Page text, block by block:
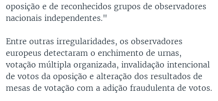
oposição e de reconhecidos grupos de observadores
nacionais independentes."
Entre outras irregularidades, os observadores
europeus detectaram o enchimento de urnas,
votação múltipla organizada, invalidação intencional
de votos da oposição e alteração dos resultados de
mesas de votação com a adição fraudulenta de votos.